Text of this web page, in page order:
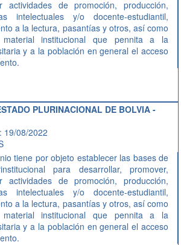
actividades de promoción, producción,
intelectuales y/o docente-estudiantil,
a la lectura, pasantías y otros, así como
institucional que pennita a la
y a la población en general el acceso
PLURINACIONAL DE BOLVIA -
19/08/2022
tiene por objeto establecer las bases de
para desarrollar, promover,
actividades de promoción, producción,
intelectuales y/o docente-estudiantil,
a la lectura, pasantías y otros, así como
institucional que pennita a la
y a la población en general el acceso